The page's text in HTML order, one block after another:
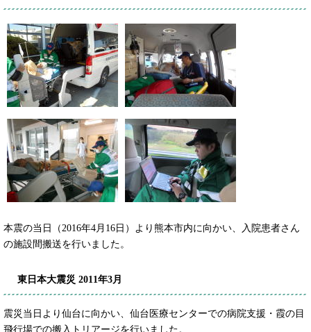
本震の当日（2016年4月16日）より熊本市内に向かい、入院患者さん
の施設間搬送を行いました。
東日本大震災 2011年3月
震災当日より仙台に向かい、仙台医療センターでの病院支援・霞の目
飛行場での搬入トリアージを行いました。